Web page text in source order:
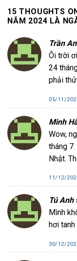
15 THOUGHTS
NĂM 2024 LÀ
Trần
Ôi trời
24
phải
05/11/
Minh
Wow,
tháng
Nhật.
11/12/
Tú Anh
Mình
hơi tanh
30/12/